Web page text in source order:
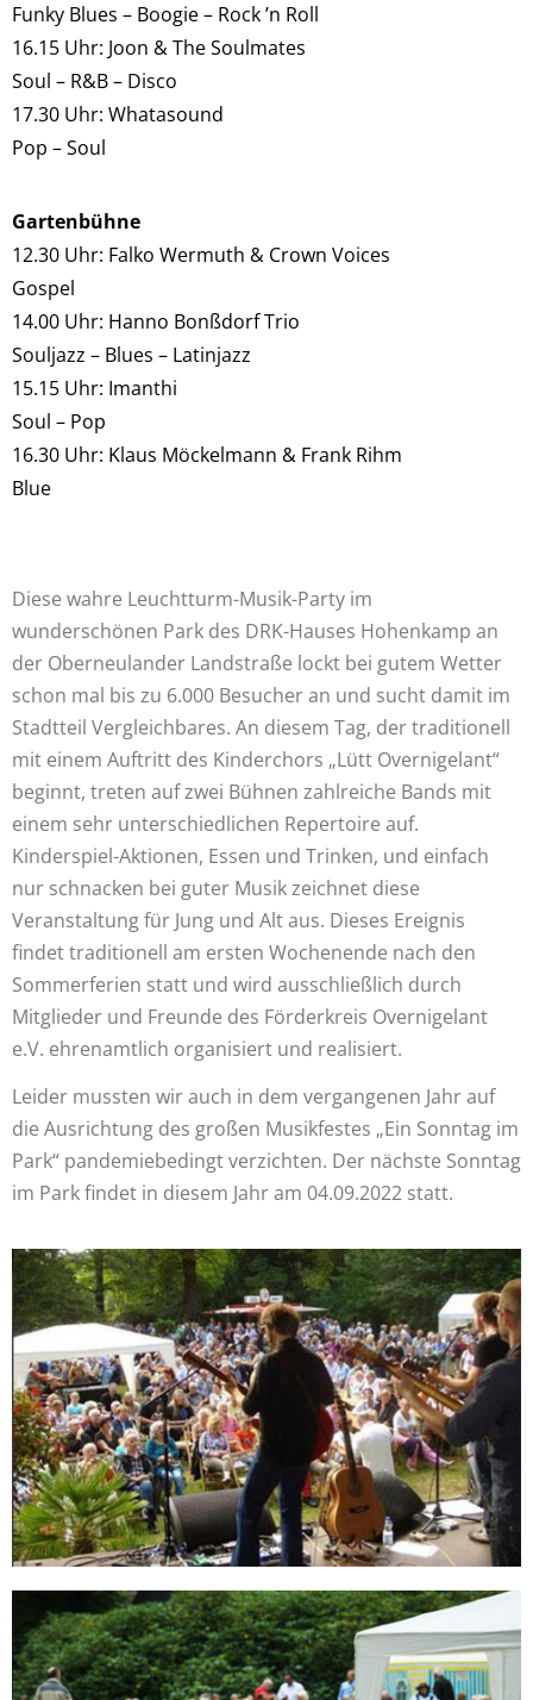
Funky Blues – Boogie – Rock ’n Roll
16.15 Uhr: Joon & The Soulmates
Soul – R&B – Disco
17.30 Uhr: Whatasound
Pop – Soul
Gartenbühne
12.30 Uhr: Falko Wermuth & Crown Voices
Gospel
14.00 Uhr: Hanno Bonßdorf Trio
Souljazz – Blues – Latinjazz
15.15 Uhr: Imanthi
Soul – Pop
16.30 Uhr: Klaus Möckelmann & Frank Rihm
Blue
Diese wahre Leuchtturm-Musik-Party im
wunderschönen Park des DRK-Hauses Hohenkamp an
der Oberneulander Landstraße lockt bei gutem Wetter
schon mal bis zu 6.000 Besucher an und sucht damit im
Stadtteil Vergleichbares. An diesem Tag, der traditionell
mit einem Auftritt des Kinderchors „Lütt Overnigelant“
beginnt, treten auf zwei Bühnen zahlreiche Bands mit
einem sehr unterschiedlichen Repertoire auf.
Kinderspiel-Aktionen, Essen und Trinken, und einfach
nur schnacken bei guter Musik zeichnet diese
Veranstaltung für Jung und Alt aus. Dieses Ereignis
findet traditionell am ersten Wochenende nach den
Sommerferien statt und wird ausschließlich durch
Mitglieder und Freunde des Förderkreis Overnigelant
e.V. ehrenamtlich organisiert und realisiert.
Leider mussten wir auch in dem vergangenen Jahr auf
die Ausrichtung des großen Musikfestes „Ein Sonntag im
Park“ pandemiebedingt verzichten. Der nächste Sonntag
im Park findet in diesem Jahram 04.09.2022 statt.